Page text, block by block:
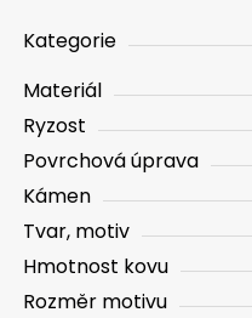
Kategorie
Materiál
Ryzost
Povrchová úprava
Kámen
Tvar, motiv
Hmotnost kovu
Rozměr motivu